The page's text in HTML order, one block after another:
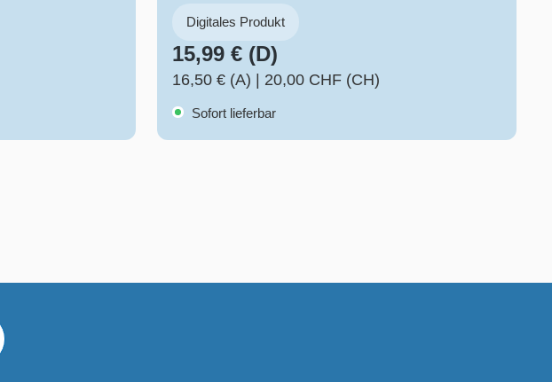
Digitales Produkt
15,99 € (D)
16,50 € (A) | 20,00 CHF (CH)
Sofort lieferbar